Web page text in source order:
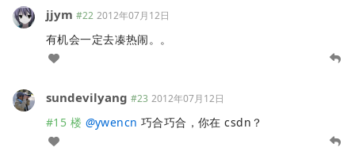
jjym #22 2012年07月12日
有机会一定去凑热闹。。
sundevilyang #23 2012年07月12日
#15 楼 @ywencn 巧合巧合，你在 csdn？